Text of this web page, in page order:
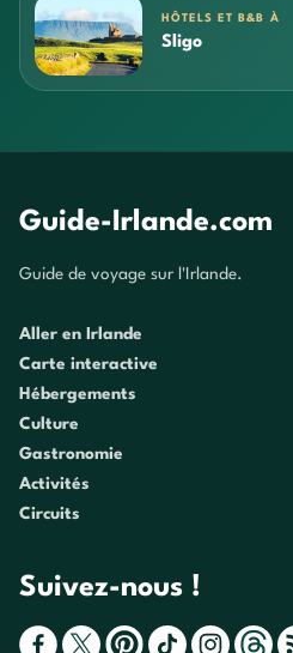
HÔTELS ET B&B À
Sligo
Guide-Irlande.com
Guide de voyage sur l'Irlande.
Aller en Irlande
Carte interactive
Hébergements
Culture
Gastronomie
Activités
Circuits
Suivez-nous !